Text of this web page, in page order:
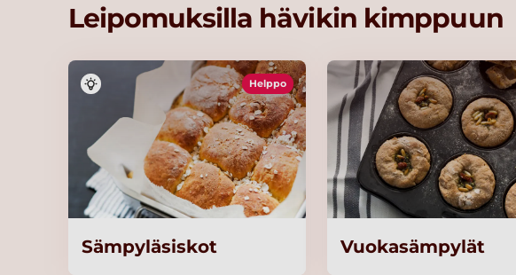
Leipomuksilla hävikin kimppuun
Helppo
Sämpyläsiskot Vuokasämpylät